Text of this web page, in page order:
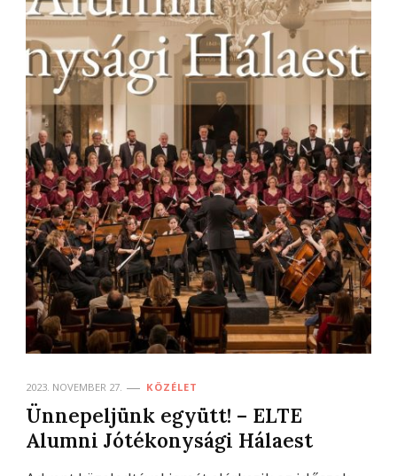
2023. NOVEMBER 27. KÖZÉLET
Ünnepeljünk együtt! – ELTE
Alumni Jótékonysági Hálaest